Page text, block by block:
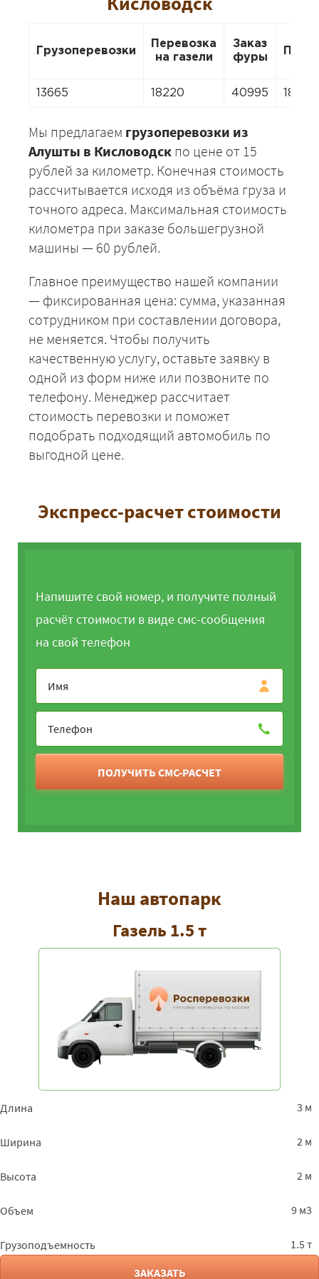
Грузоперевозки
Перевозка
на газели
Заказ
фуры
13665 18220 40995 18220
Мы предлагаем грузоперевозки из
Алушты в Кисловодск по цене от 15
рублей за километр. Конечная стоимость
рассчитывается исходя из объёма груза и
точного адреса. Максимальная стоимость
километра при заказе большегрузной
машины — 60 рублей.
Главное преимущество нашей компании
— фиксированная цена: сумма, указанная
сотрудником при составлении договора,
не меняется. Чтобы получить
качественную услугу, оставьте заявку в
одной из форм ниже или позвоните по
телефону. Менеджер рассчитает
стоимость перевозки и поможет
подобрать подходящий автомобиль по
выгодной цене.
Экспресс-расчет стоимости
Напишите свой номер, и получите полный
расчёт стоимости в виде смс-сообщения
на свой телефон
ПОЛУЧИТЬ СМС-РАСЧЕТ
Наш автопарк
Газель 1.5 т
Длина 3 м
Ширина 2 м
Высота 2 м
Объем 9 м3
Грузоподъемность
1.5 т
ЗАКАЗАТЬ